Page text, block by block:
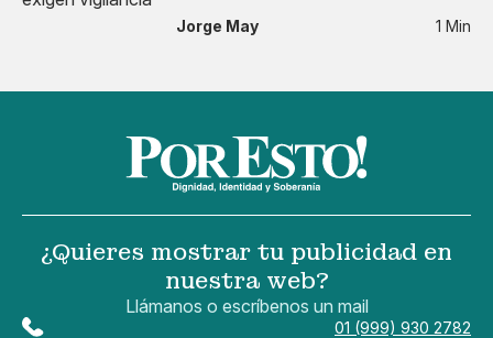
Jorge May 1 Min
¿Quieres mostrar tu publicidad en
nuestra web?
Llámanos o escríbenos un mail
01 (999) 930 2782